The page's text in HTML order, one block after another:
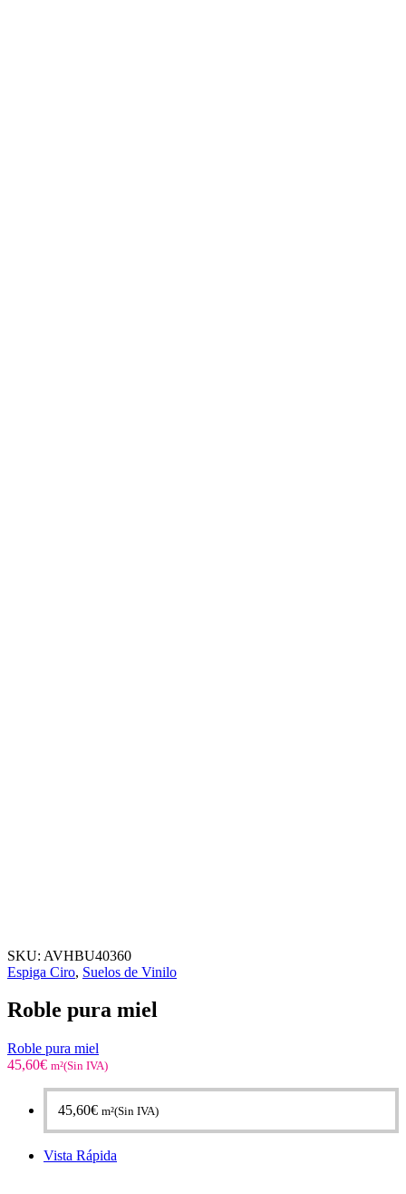
SKU: AVHBU40360
Espiga Ciro, Suelos de Vinilo
Roble pura miel
Roble pura miel
45,60€ m²(Sin IVA)
45,60€ m²(Sin IVA)
Vista Rápida